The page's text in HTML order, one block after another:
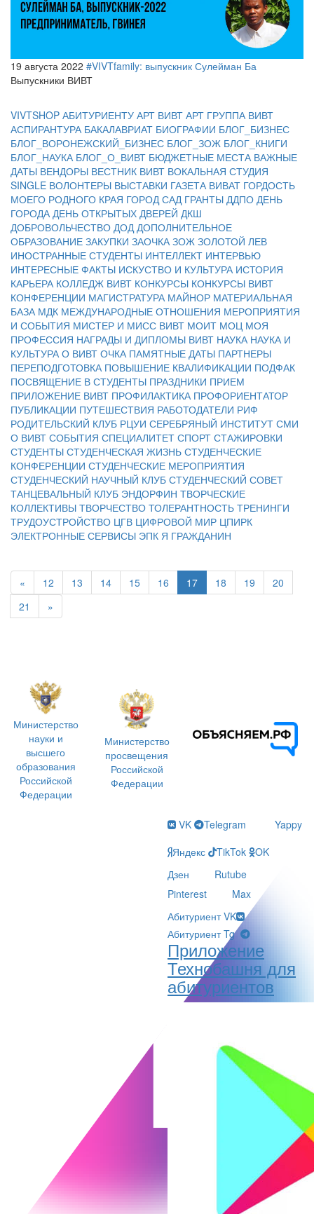
19 августа 2022 #VIVTfamily: выпускник Сулейман Ба
Выпускники ВИВТ
VIVTSHOP АБИТУРИЕНТУ АРТ ВИВТ АРТ ГРУППА ВИВТ
АСПИРАНТУРА БАКАЛАВРИАТ БИОГРАФИИ БЛОГ_БИЗНЕС
БЛОГ_ВОРОНЕЖСКИЙ_БИЗНЕС БЛОГ_ЗОЖ БЛОГ_КНИГИ
БЛОГ_НАУКА БЛОГ_О_ВИВТ БЮДЖЕТНЫЕ МЕСТА ВАЖНЫЕ
ДАТЫ ВЕНДОРЫ ВЕСТНИК ВИВТ ВОКАЛЬНАЯ СТУДИЯ
SINGLE ВОЛОНТЕРЫ ВЫСТАВКИ ГАЗЕТА ВИВАТ ГОРДОСТЬ
МОЕГО РОДНОГО КРАЯ ГОРОД САД ГРАНТЫ ДДПО ДЕНЬ
ГОРОДАДЕНЬ ОТКРЫТЫХ ДВЕРЕЙ ДКШ
ДОБРОВОЛЬЧЕСТВО ДОДДОПОЛНИТЕЛЬНОЕ
ОБРАЗОВАНИЕ ЗАКУПКИ ЗАОЧКАЗОЖ ЗОЛОТОЙ ЛЕВ
ИНОСТРАННЫЕ СТУДЕНТЫ ИНТЕЛЛЕКТ ИНТЕРВЬЮ
ИНТЕРЕСНЫЕ ФАКТЫ ИСКУСТВО И КУЛЬТУРА ИСТОРИЯ
КАРЬЕРА КОЛЛЕДЖ ВИВТ КОНКУРСЫ КОНКУРСЫ ВИВТ
КОНФЕРЕНЦИИ МАГИСТРАТУРА МАЙНОР МАТЕРИАЛЬНАЯ
БАЗА МДК МЕЖДУНАРОДНЫЕ ОТНОШЕНИЯ МЕРОПРИЯТИЯ
И СОБЫТИЯ МИСТЕР И МИСС ВИВТ МОИТ МОЦ МОЯ
ПРОФЕССИЯ НАГРАДЫ И ДИПЛОМЫ ВИВТ НАУКА НАУКА И
КУЛЬТУРАО ВИВТ ОЧКА ПАМЯТНЫЕ ДАТЫ ПАРТНЕРЫ
ПЕРЕПОДГОТОВКА ПОВЫШЕНИЕ КВАЛИФИКАЦИИ ПОДФАК
ПОСВЯЩЕНИЕ В СТУДЕНТЫ ПРАЗДНИКИ ПРИЕМ
ПРИЛОЖЕНИЕ ВИВТ ПРОФИЛАКТИКА ПРОФОРИЕНТАТОР
ПУБЛИКАЦИИ ПУТЕШЕСТВИЯ РАБОТОДАТЕЛИ РИФ
РОДИТЕЛЬСКИЙ КЛУБ РЦУИ СЕРЕБРЯНЫЙ ИНСТИТУТ СМИ
О ВИВТ СОБЫТИЯ СПЕЦИАЛИТЕТ СПОРТ СТАЖИРОВКИ
СТУДЕНТЫ СТУДЕНЧЕСКАЯ ЖИЗНЬ СТУДЕНЧЕСКИЕ
КОНФЕРЕНЦИИ СТУДЕНЧЕСКИЕ МЕРОПРИЯТИЯ
СТУДЕНЧЕСКИЙ НАУЧНЫЙ КЛУБ СТУДЕНЧЕСКИЙ СОВЕТ
ТАНЦЕВАЛЬНЫЙ КЛУБ ЭНДОРФИН ТВОРЧЕСКИЕ
КОЛЛЕКТИВЫ ТВОРЧЕСТВО ТОЛЕРАНТНОСТЬ ТРЕНИНГИ
ТРУДОУСТРОЙСТВО ЦГВ ЦИФРОВОЙ МИР ЦПИРК
ЭЛЕКТРОННЫЕ СЕРВИСЫ ЭПК Я ГРАЖДАНИН
« 12 13 14 15 16 17 18 19
20
21
»
Министерство
науки и
высшего
образования
Российской
Федерации
Министерство
просвещения
Российской
Федерации
VK Telegram
Yappy
Яндекс
TikTok
OK
Дзен
Rutube
Pinterest
Max
Абитуриент VK
Абитуриент Tg
Приложение
Технобашня для
абитуриентов